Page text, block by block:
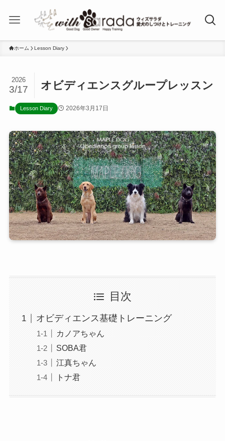
ホーム Lesson Diary
オビディエンスグループレッスン
2026
3/17
Lesson Diary 2026年3月17日
目次
オビディエンス基礎トレーニング
カノアちゃん
SOBA君
江真ちゃん
トナ君